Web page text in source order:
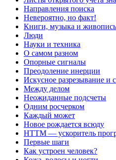
Направления поиска
Невероятно, но факт!
Книги, музыка и живопись
Люди
Науки и техника
О самом разном
Опорные сигналы
Преодоление инерции
Искусное разрезывание и
Между делом
Неожиданные подсчеты
Одним росчерком
Каждый может
Новое рождается всюду
НТТМ — ускоритель
Первые шаги
Как устроен человек?